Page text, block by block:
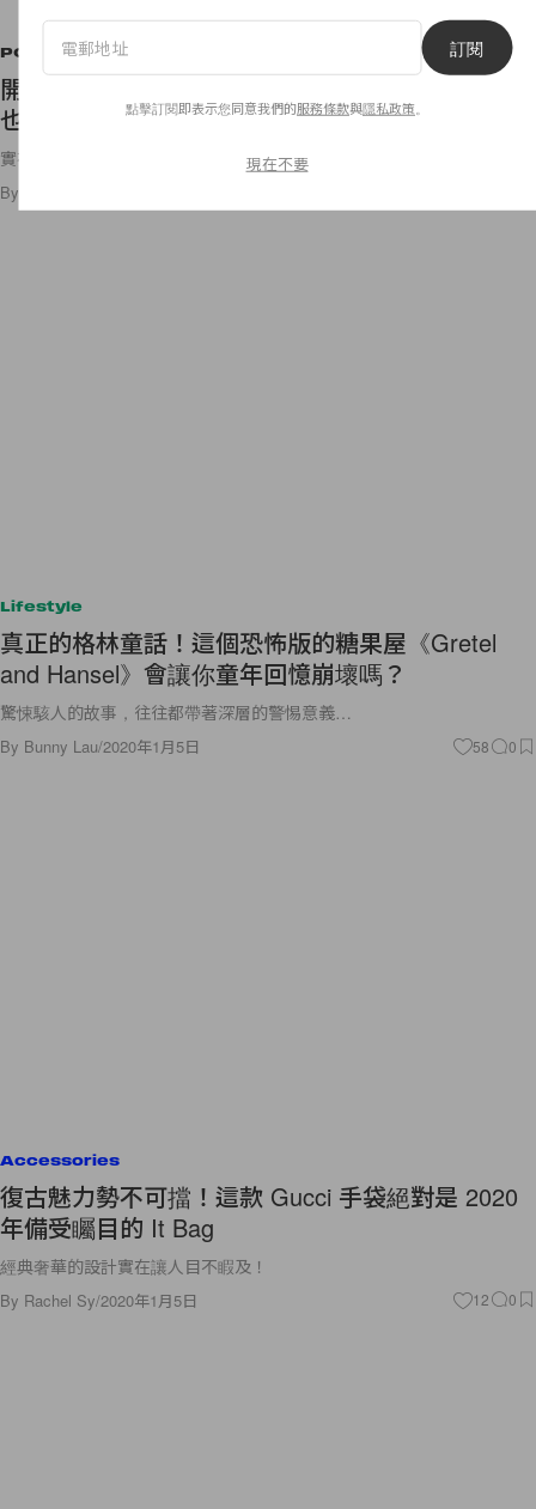
POPSPOTS
開業不足 1 個月就成熱話！以後到河口湖看富士山
也要買下這份吐司！
實在太可愛了！
By
Lifestyle
真正的格林童話！這個恐怖版的糖果屋《Gretel
and Hansel》會讓你童年回憶崩壞嗎？
驚悚駭人的故事，往往都帶著深層的警惕意義…
By Bunny Lau/2020年1月5日 58 0
Accessories
復古魅力勢不可擋！這款 Gucci 手袋絕對是 2020
年備受矚目的 It Bag
經典奢華的設計實在讓人目不睱及！
By Rachel Sy/2020年1月5日 12 0
訂閱
點擊訂閱即表示您同意我們的服務條款與隱私政策
現在不要